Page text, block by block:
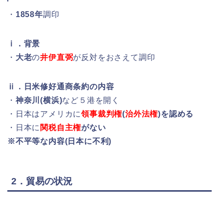
・ 1858年調印
ⅰ．背景
・ 大老の井伊直弼が反対をおさえて調印
ⅱ．日米修好通商条約の内容
・ 神奈川(横浜)など５港を開く
・日本はアメリカに領事裁判権(治外法権)を認める
・日本に 関税自主権がない
※不平等な内容(日本に不利)
2．貿易の状況